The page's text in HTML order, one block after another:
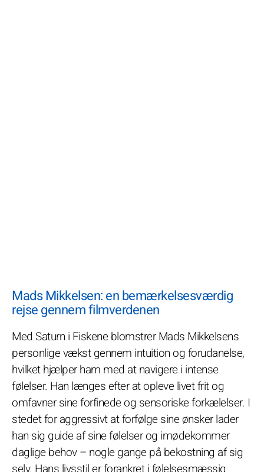
Mads Mikkelsen: en bemærkelsesværdig
rejse gennem filmverdenen
Med Saturn i Fiskene blomstrer Mads Mikkelsens
personlige vækst gennem intuition og forudanelse,
hvilket hjælper ham med at navigere i intense
følelser. Han længes efter at opleve livet frit og
omfavner sine forfinede og sensoriske forkælelser. I
stedet for aggressivt at forfølge sine ønsker lader
han sig guide af sine følelser og imødekommer
daglige behov – nogle gange på bekostning af sig